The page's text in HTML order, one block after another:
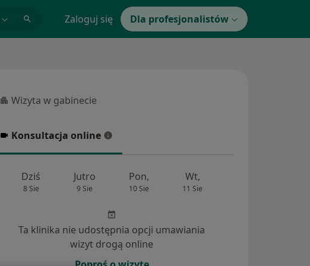
Zaloguj się Dla profesjonalistów
Wizyta w gabinecie
Wizyta w gabinecie
Konsultacja online
Konsultacja online
Dziś
8 Sie
Jutro
9 Sie
Pon,
10 Sie
Wt,
11 Sie
Ta klinika nie udostępnia opcji umawiania
wizyt drogą online